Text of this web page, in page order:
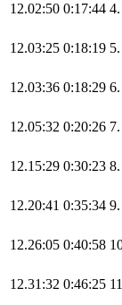
12.02:50 0:17:44 4.
12.03:25 0:18:19 5.
12.03:36 0:18:29 6.
12.05:32 0:20:26 7.
12.15:29 0:30:23 8.
12.20:41 0:35:34 9.
12.26:05 0:40:58
12.31:32 0:46:25 11